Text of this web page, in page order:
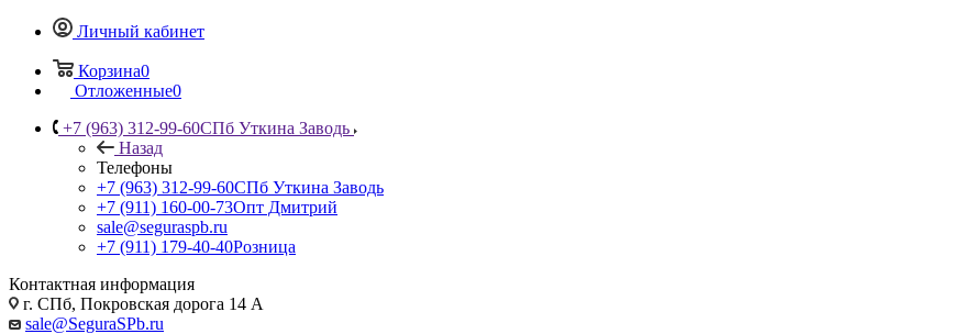
Личный кабинет
Корзина0
Отложенные0
+7 (963) 312-99-60СПб Уткина Заводь
Назад
Телефоны
+7 (963) 312-99-60СПб Уткина Заводь
+7 (911) 160-00-73Опт Дмитрий
sale@seguraspb.ru
+7 (911) 179-40-40Розница
Контактная информация
г. СПб, Покровская дорога 14 А
sale@SeguraSPb.ru